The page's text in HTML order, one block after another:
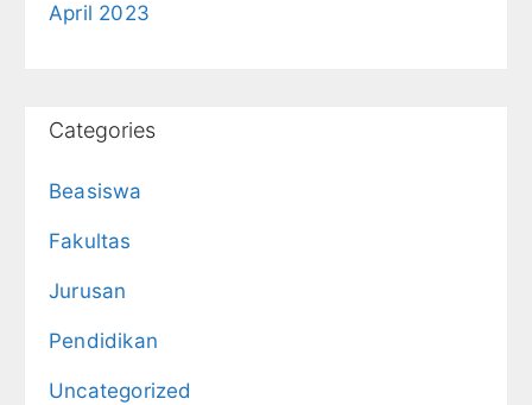
April 2023
Categories
Beasiswa
Fakultas
Jurusan
Pendidikan
Uncategorized